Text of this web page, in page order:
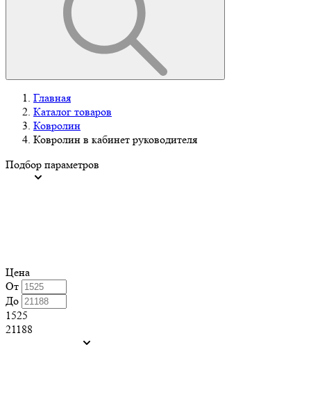
Главная
Каталог товаров
Ковролин
Ковролин в кабинет руководителя
Подбор параметров
Цена
От
До
1525
21188